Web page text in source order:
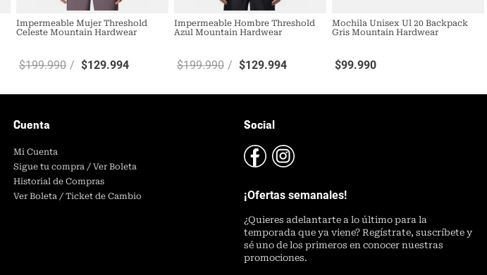
Impermeable Mujer Threshold
Celeste Mountain Hardwear
$199.990 $129.994
Impermeable Hombre Threshold
Azul Mountain Hardwear
$199.990 $129.994
Mochila Unisex Ul 20 Backpack
Gris Mountain Hardwear
$99.990
Cuenta
Mi Cuenta
Sigue tu compra / Ver Boleta
Historial de Compras
Ver Boleta / Ticket de Cambio
Social
¡Ofertas semanales!
¿Quieres adelantarte a lo último para la
temporada que ya viene? Regístrate, suscríbete y
sé uno de los primeros en conocer nuestras
promociones.